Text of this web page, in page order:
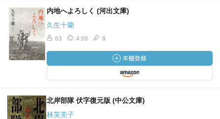
内地へよろしく (河出文庫)
久生十蘭
63 4.69 8
北岸部隊 伏字復元版 (中公文庫)
林芙美子